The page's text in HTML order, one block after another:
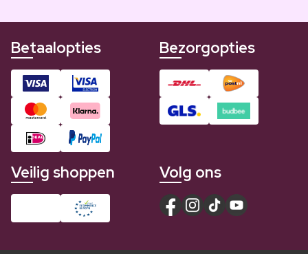
Betaalopties Bezorgopties
Veilig shoppen Volg ons